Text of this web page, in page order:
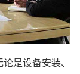
是设备安装、